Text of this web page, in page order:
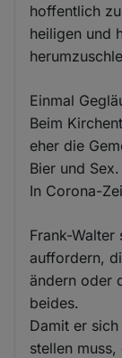
hoffentlich
heiligen und
Einmal
Beim
eher die
Bier und Sex.
In Corona-
Frank-
auffordern,
ändern oder
beides.
Damit er
stellen